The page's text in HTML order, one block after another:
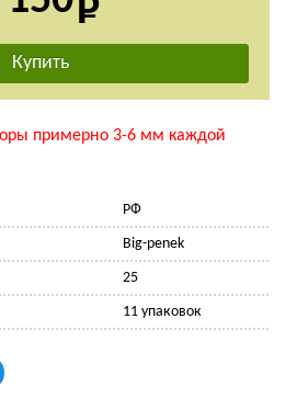
примерно 3-6 мм каждой
РФ
Big-penek
25
11 упаковок